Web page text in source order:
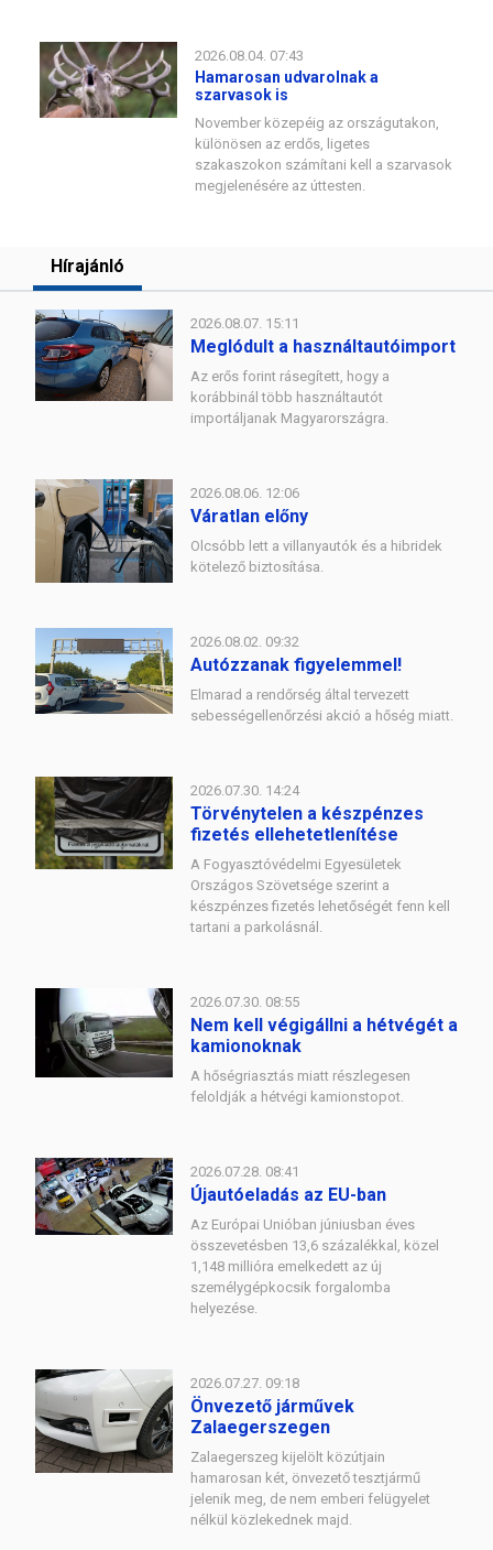
2026.08.04. 07:43
Hamarosan udvarolnak a
szarvasok is
November közepéig az országutakon,
különösen az erdős, ligetes
szakaszokon számítani kell a szarvasok
megjelenésére az úttesten.
Hírajánló
2026.08.07. 15:11
Meglódult a használtautóimport
Az erős forint rásegített, hogy a
korábbinál több használtautót
importáljanak Magyarországra.
2026.08.06. 12:06
Váratlan előny
Olcsóbb lett a villanyautók és a hibridek
kötelező biztosítása.
2026.08.02. 09:32
Autózzanak figyelemmel!
Elmarad a rendőrség által tervezett
sebességellenőrzési akció a hőség miatt.
2026.07.30. 14:24
Törvénytelen a készpénzes
fizetés ellehetetlenítése
A Fogyasztóvédelmi Egyesületek
Országos Szövetsége szerint a
készpénzes fizetés lehetőségét fenn kell
tartani a parkolásnál.
2026.07.30. 08:55
Nem kell végigállni a hétvégét a
kamionoknak
A hőségriasztás miatt részlegesen
feloldják a hétvégi kamionstopot.
2026.07.28. 08:41
Újautóeladás az EU-ban
Az Európai Unióban júniusban éves
összevetésben 13,6 százalékkal, közel
1,148 millióra emelkedett az új
személygépkocsik forgalomba
helyezése.
2026.07.27. 09:18
Önvezető járművek
Zalaegerszegen
Zalaegerszeg kijelölt közútjain
hamarosan két, önvezető tesztjármű
jelenik meg, de nem emberi felügyelet
nélkül közlekednek majd.